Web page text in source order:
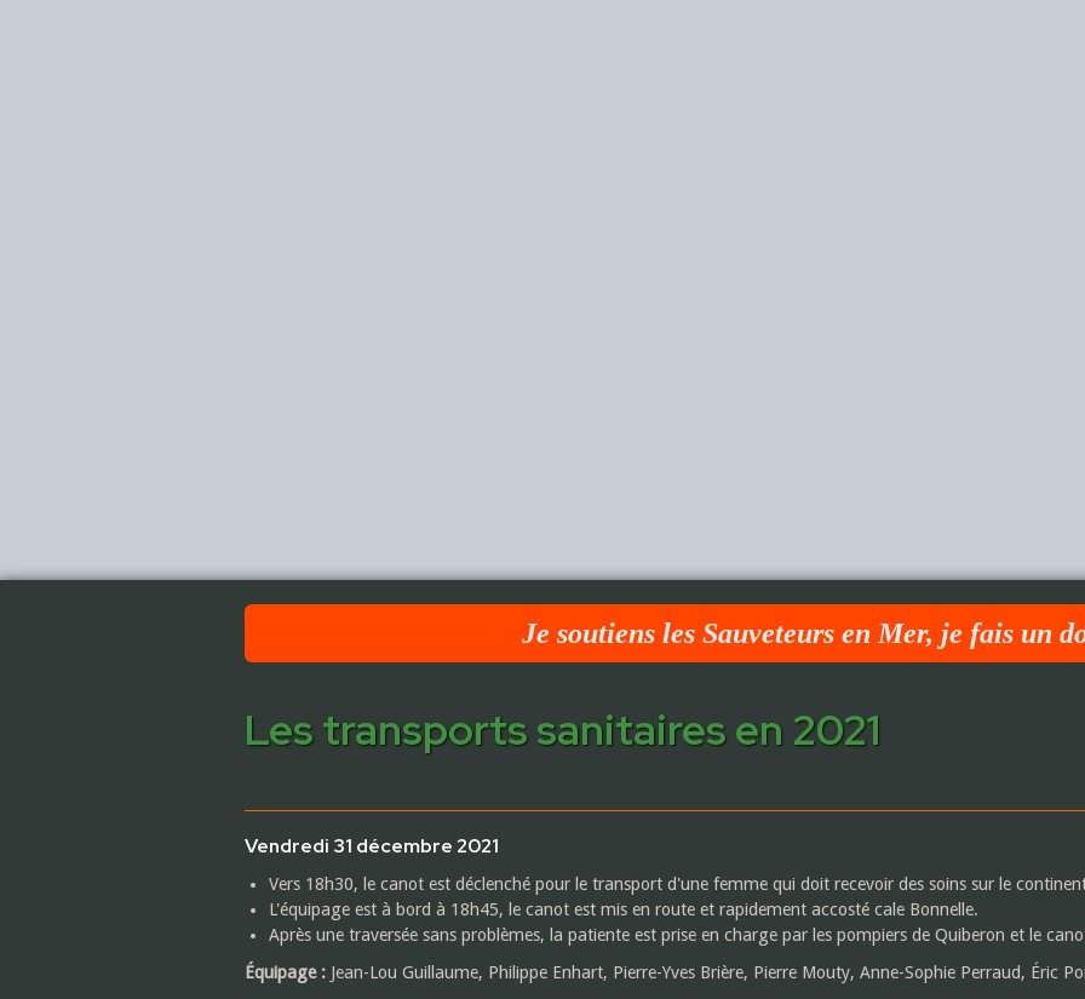
Je soutiens les Sauveteurs en Mer, je fais un
Les transports sanitaires en 2021
Vendredi 31 décembre 2021
Vers 18h30, le canot est déclenché pour le transport d'une femme qui doit recevoir des soins sur le
L'équipage est à bord à 18h45, le canot est mis en route et rapidement accosté cale Bonnelle.
Après une traversée sans problèmes, la patiente est prise en charge par les pompiers de Quiberon et le
Équipage :Jean-Lou Guillaume, Philippe Enhart, Pierre-Yves Brière, Pierre Mouty, Anne-Sophie Perraud, Éric